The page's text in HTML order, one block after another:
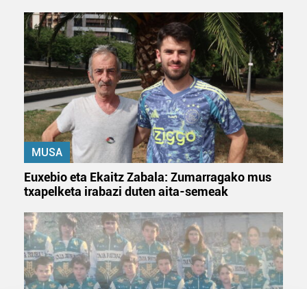
MUSA
Euxebio eta Ekaitz Zabala: Zumarragako mus
txapelketa irabazi duten aita-semeak